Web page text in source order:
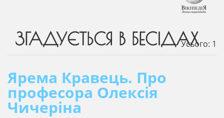
ЗГАДУЄТЬСЯ В БЕСІДАХУсього: 1
Ярема Кравець. Про
професора Олексія
Чичеріна